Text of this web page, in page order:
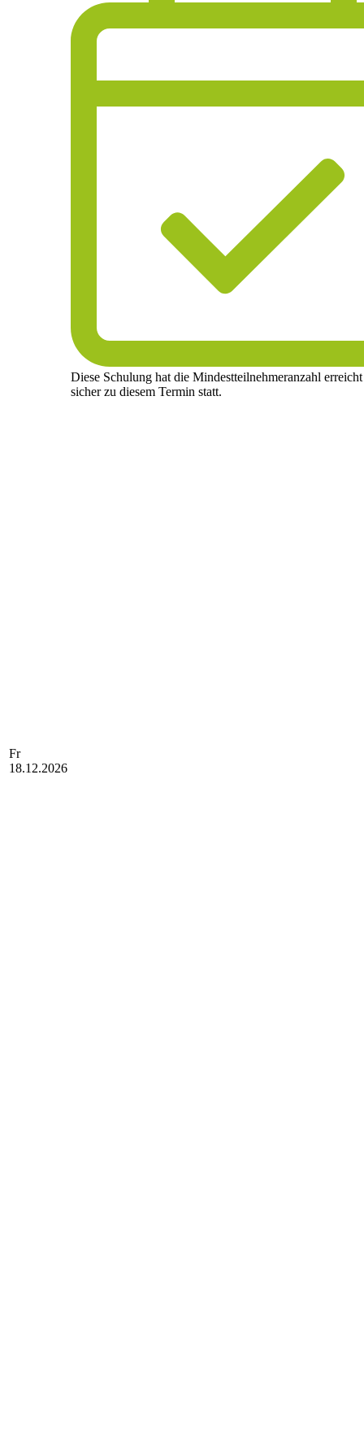
Diese Schulung hat die Mindestteilnehmeranzahl
sicher zu diesem Termin statt.
Fr
18.12.2026